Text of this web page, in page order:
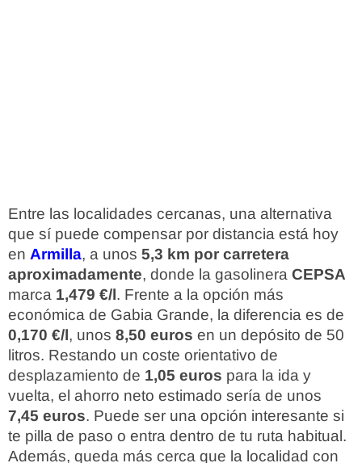
Entre las localidades cercanas, una alternativa
que sí puede compensar por distancia está hoy
en Armilla, a unos 5,3 km por carretera
aproximadamente, donde la gasolinera CEPSA
marca 1,479 €/l. Frente a la opción más
económica de Gabia Grande, la diferencia es de
0,170 €/l, unos 8,50 euros en un depósito de 50
litros. Restando un coste orientativo de
desplazamiento de 1,05 euros para la ida y
vuelta, el ahorro neto estimado sería de unos
7,45 euros. Puede ser una opción interesante si
te pilla de paso o entra dentro de tu ruta habitual.
Además, queda más cerca que la localidad con